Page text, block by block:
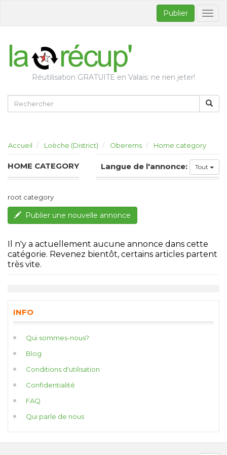
Publier
Réutilisation GRATUITE en Valais: ne rien jeter!
Accueil Loèche (District) Oberems Home category
HOME CATEGORY Langue de l'annonce: Tout
root category
Publier une nouvelle annonce
Il n'y a actuellement aucune annonce dans cette
catégorie. Revenez bientôt, certains articles partent
très vite.
INFO
Qui sommes-nous?
Blog
Conditions d'utilisation
Confidentialité
FAQ
Qui parle de nous